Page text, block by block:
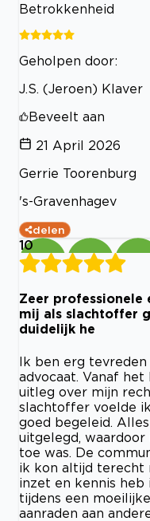
Betrokkenheid
Geholpen door:
J.S. (Jeroen) Klaver
Beveelt aan
21 April 2026
Gerrie Toorenburg
's-Gravenhagev
delen
10
Zeer professionele
mij als slachtoffer
duidelijk he
Ik ben erg
advocaat. Vanaf
uitleg over mijn
slachtoffer voelde
goed begeleid.
uitgelegd,
toe was. De
ik kon altijd terecht
inzet en kennis heb
tijdens een
aanraden aan